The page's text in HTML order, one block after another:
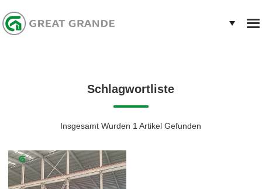
Schlagwortliste
Insgesamt Wurden 1 Artikel Gefunden